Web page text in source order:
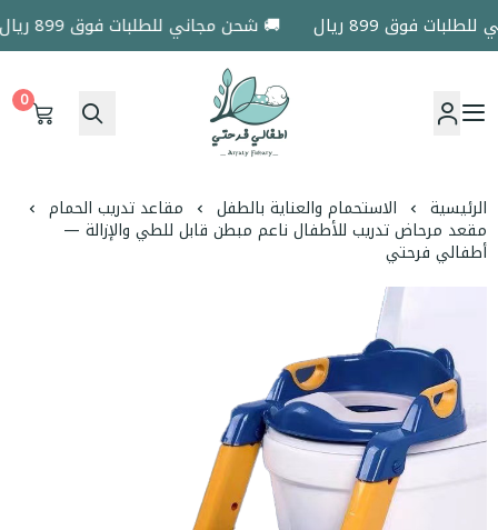
فوق 899 ريال 🚚 شحن مجاني للطلبات فوق 899 ريال
اطفالي فرحتي
0
الرئيسية الاستحمام والعناية بالطفل مقاعد تدريب الحمام
مقعد مرحاض تدريب للأطفال ناعم مبطن قابل للطي والإزالة —
أطفالي فرحتي